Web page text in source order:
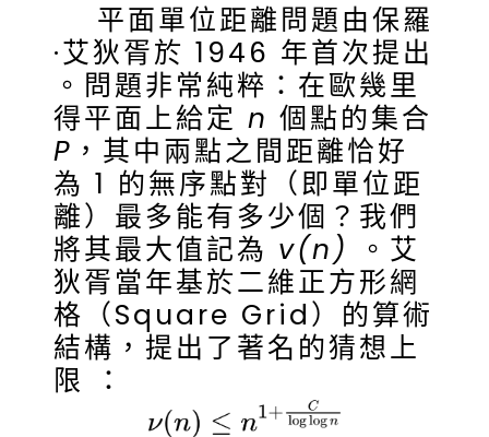
平面單位距離問題由保羅
·艾狄胥於 1946 年首次提出
。問題非常純粹：在歐幾里
得平面上給定 n 個點的集合
P ，其中兩點之間距離恰好
為 1 的無序點對（即單位距
離）最多能有多少個？我們
將其最大值記為 v(n)
。艾
狄胥當年基於二維正方形網
格（Square Grid）的算術
結構，提出了著名的猜想上
限 ：